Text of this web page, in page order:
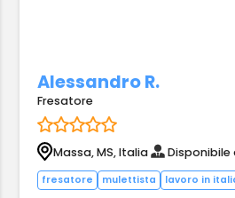
Alessandro R.
Fresatore
Massa, MS, Italia Disponibile
fresatore mulettista lavoro in